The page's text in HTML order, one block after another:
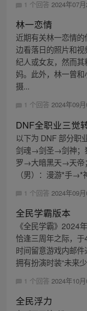
1 个回答 2024年07
林一恋情
近期有关林一恋情
边看落日的照片和
纪人或女友，然而
妈。此外，林一曾
摄...
1 个回答 2024年09
DNF全职业三觉
以下为 DNF 部分职
剑魂→剑圣→剑神；
罗→大暗黑天→天帝
（男）：漫游*手
1 个回答 2024年09
全民学霸版本
《全民学霸》2024
恰逢三周年之际，
时间留意游戏内邮
拥有扮演时装“未来
1 个回答 2024年10
全民浮力